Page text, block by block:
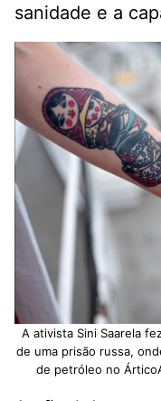
sanidade e a
A ativista Sini Saarela
de uma prisão russa,
de petróleo no